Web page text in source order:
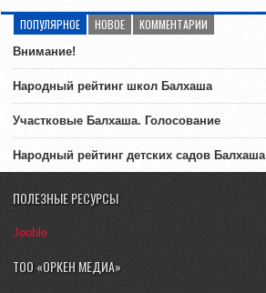
ПОПУЛЯРНОЕ НОВОЕ КОММЕНТАРИИ
Внимание!
Народный рейтинг школ Балхаша
Участковые Балхаша. Голосование
Народный рейтинг детских садов Балхаша
ПОЛЕЗНЫЕ РЕСУРСЫ
Jooble
ТОО «ОРКЕН МЕДИА»